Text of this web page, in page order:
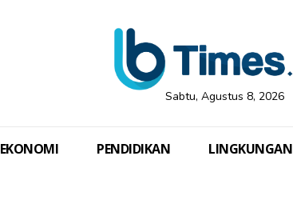
Sabtu, Agustus 8, 2026
EKONOMI PENDIDIKAN LINGKUNGAN